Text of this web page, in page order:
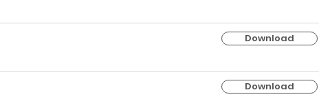
Download
Download